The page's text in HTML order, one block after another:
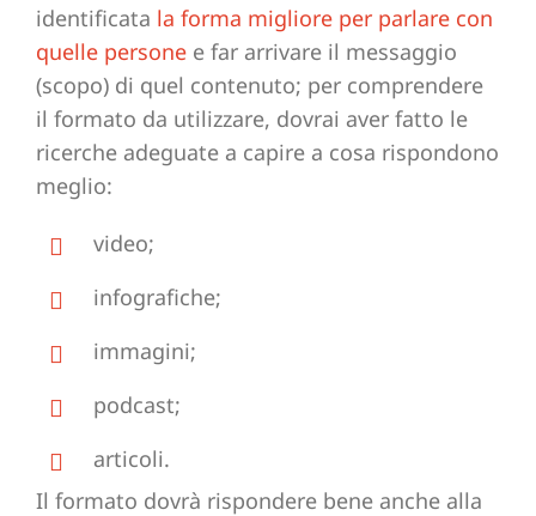
identificata la forma migliore per parlare con
quelle persone e far arrivare il messaggio
(scopo) di quel contenuto; per comprendere
il formato da utilizzare, dovrai aver fatto le
ricerche adeguate a capire a cosa rispondono
meglio:
video;
infografiche;
immagini;
podcast;
articoli.
Il formato dovrà rispondere bene anche alla